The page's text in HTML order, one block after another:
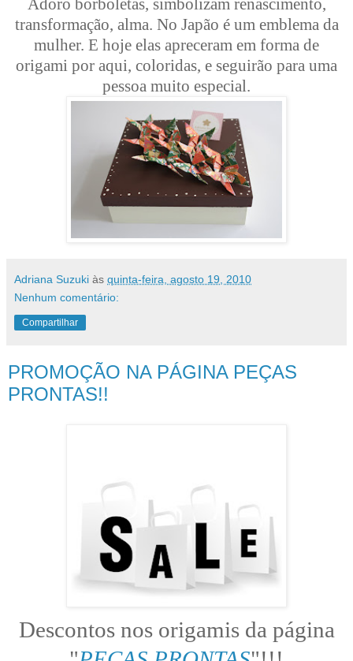
Adoro borboletas, simbolizam renascimento,
transformação, alma. No Japão é um emblema da
mulher. E hoje elas apreceram em forma de
origami por aqui, coloridas, e seguirão para uma
pessoa muito especial.
Adriana Suzuki às quinta-feira, agosto 19, 2010
Nenhum comentário:
Compartilhar
PROMOÇÃO NA PÁGINA PEÇAS
PRONTAS!!
Descontos nos origamis da página